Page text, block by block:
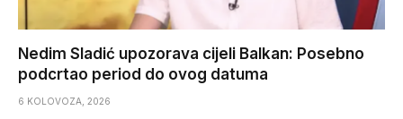
Nedim Sladić upozorava cijeli Balkan: Posebno
podcrtao period do ovog datuma
6 KOLOVOZA, 2026